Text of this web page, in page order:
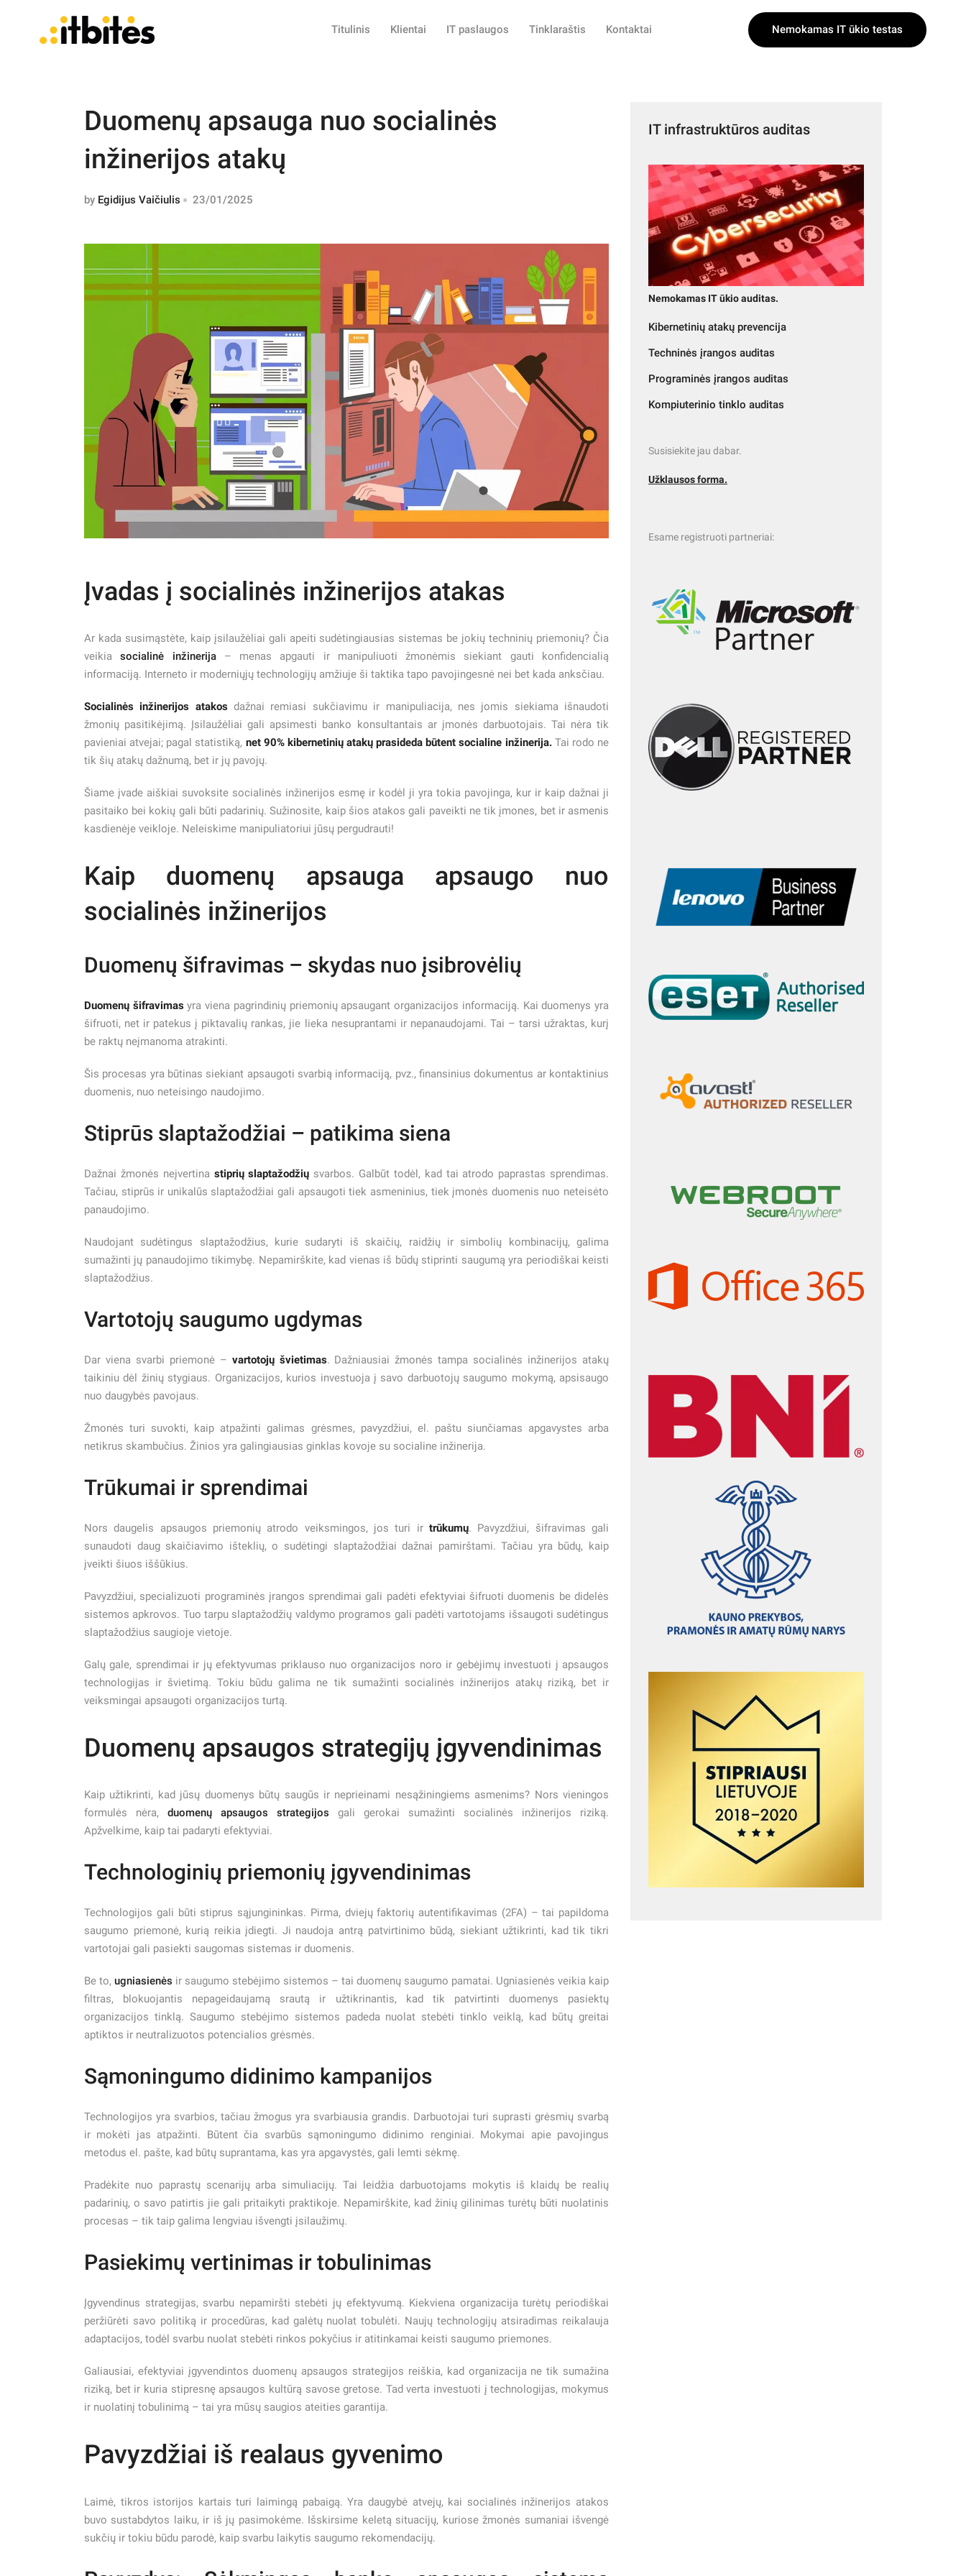
Titulinis Klientai IT paslaugos Tinklaraštis Kontaktai Nemokamas IT ūkio testas
Duomenų apsauga nuo socialinės
inžinerijos atakų
by Egidijus Vaičiulis 23/01/2025
Įvadas į socialinės inžinerijos atakas
Ar kada susimąstėte, kaip įsilaužėliai gali apeiti sudėtingiausias sistemas be jokių techninių priemonių? Čia
veikiasocialinė inžinerija– menas apgauti ir manipuliuoti žmonėmis siekiant gauti konfidencialią
informaciją. Interneto ir moderniųjų technologijų amžiuje ši taktika tapo pavojingesnė nei bet kada anksčiau.
Socialinės inžinerijos atakosdažnai remiasi sukčiavimu ir manipuliacija, nes jomis siekiama išnaudoti
žmonių pasitikėjimą. Įsilaužėliai gali apsimesti banko konsultantais ar įmonės darbuotojais. Tai nėra tik
pavieniai atvejai; pagal statistiką, net 90% kibernetinių atakų prasideda būtent socialine inžinerija.Tai rodo ne
tik šių atakų dažnumą, bet ir jų pavojų.
Šiame įvade aiškiai suvoksite socialinės inžinerijos esmę ir kodėl ji yra tokia pavojinga, kur ir kaip dažnai ji
pasitaiko bei kokių gali būti padarinių. Sužinosite, kaip šios atakos gali paveikti ne tik įmones, bet ir asmenis
kasdienėje veikloje. Neleiskime manipuliatoriui jūsų pergudrauti!
Kaip duomenų apsauga apsaugo nuo
socialinės inžinerijos
Duomenų šifravimas – skydas nuo įsibrovėlių
Duomenų šifravimasyra viena pagrindinių priemonių apsaugant organizacijos informaciją. Kai duomenys yra
šifruoti, net ir patekus į piktavalių rankas, jie lieka nesuprantami ir nepanaudojami. Tai – tarsi užraktas, kurį
be raktų neįmanoma atrakinti.
Šis procesas yra būtinas siekiant apsaugoti svarbią informaciją, pvz., finansinius dokumentus ar kontaktinius
duomenis, nuo neteisingo naudojimo.
Stiprūs slaptažodžiai – patikima siena
Dažnai žmonės neįvertina stiprių slaptažodžių svarbos. Galbūt todėl, kad tai atrodo paprastas sprendimas.
Tačiau, stiprūs ir unikalūs slaptažodžiai gali apsaugoti tiek asmeninius, tiek įmonės duomenis nuo neteisėto
panaudojimo.
Naudojant sudėtingus slaptažodžius, kurie sudaryti iš skaičių, raidžių ir simbolių kombinacijų, galima
sumažinti jų panaudojimo tikimybę. Nepamirškite, kad vienas iš būdų stiprinti saugumą yra periodiškai keisti
slaptažodžius.
Vartotojų saugumo ugdymas
Dar viena svarbi priemonė – vartotojų švietimas. Dažniausiai žmonės tampa socialinės inžinerijos atakų
taikiniu dėl žinių stygiaus. Organizacijos, kurios investuoja į savo darbuotojų saugumo mokymą, apsisaugo
nuo daugybės pavojaus.
Žmonės turi suvokti, kaip atpažinti galimas grėsmes, pavyzdžiui, el. paštu siunčiamas apgavystes arba
netikrus skambučius. Žinios yra galingiausias ginklas kovoje su socialine inžinerija.
Trūkumai ir sprendimai
Nors daugelis apsaugos priemonių atrodo veiksmingos, jos turi ir trūkumų. Pavyzdžiui, šifravimas gali
sunaudoti daug skaičiavimo išteklių, o sudėtingi slaptažodžiai dažnai pamirštami. Tačiau yra būdų, kaip
įveikti šiuos iššūkius.
Pavyzdžiui, specializuoti programinės įrangos sprendimai gali padėti efektyviai šifruoti duomenis be didelės
sistemos apkrovos. Tuo tarpu slaptažodžių valdymo programos gali padėti vartotojams išsaugoti sudėtingus
slaptažodžius saugioje vietoje.
Galų gale, sprendimai ir jų efektyvumas priklauso nuo organizacijos noro ir gebėjimų investuoti į apsaugos
technologijas ir švietimą. Tokiu būdu galima ne tik sumažinti socialinės inžinerijos atakų riziką, bet ir
veiksmingai apsaugoti organizacijos turtą.
Duomenų apsaugos strategijų įgyvendinimas
Kaip užtikrinti, kad jūsų duomenys būtų saugūs ir neprieinami nesąžiningiems asmenims? Nors vieningos
formulės nėra, duomenų apsaugos strategijos gali gerokai sumažinti socialinės inžinerijos riziką.
Apžvelkime, kaip tai padaryti efektyviai.
Technologinių priemonių įgyvendinimas
Technologijos gali būti stiprus sąjungininkas. Pirma, dviejų faktorių autentifikavimas (2FA) – tai papildoma
saugumo priemonė, kurią reikia įdiegti. Ji naudoja antrą patvirtinimo būdą, siekiant užtikrinti, kad tik tikri
vartotojai gali pasiekti saugomas sistemas ir duomenis.
Be to, ugniasienės ir saugumo stebėjimo sistemos – tai duomenų saugumo pamatai. Ugniasienės veikia kaip
filtras, blokuojantis nepageidaujamą srautą ir užtikrinantis, kad tik patvirtinti duomenys pasiektų
organizacijos tinklą. Saugumo stebėjimo sistemos padeda nuolat stebėti tinklo veiklą, kad būtų greitai
aptiktos ir neutralizuotos potencialios grėsmės.
Sąmoningumo didinimo kampanijos
Technologijos yra svarbios, tačiau žmogus yra svarbiausia grandis. Darbuotojai turi suprasti grėsmių svarbą
ir mokėti jas atpažinti. Būtent čia svarbūs sąmoningumo didinimo renginiai. Mokymai apie pavojingus
metodus el. pašte, kad būtų suprantama, kas yra apgavystės, gali lemti sėkmę.
Pradėkite nuo paprastų scenarijų arba simuliacijų. Tai leidžia darbuotojams mokytis iš klaidų be realių
padarinių, o savo patirtis jie gali pritaikyti praktikoje. Nepamirškite, kad žinių gilinimas turėtų būti nuolatinis
procesas – tik taip galima lengviau išvengti įsilaužimų.
Pasiekimų vertinimas ir tobulinimas
Įgyvendinus strategijas, svarbu nepamiršti stebėti jų efektyvumą. Kiekviena organizacija turėtų periodiškai
peržiūrėti savo politiką ir procedūras, kad galėtų nuolat tobulėti. Naujų technologijų atsiradimas reikalauja
adaptacijos, todėl svarbu nuolat stebėti rinkos pokyčius ir atitinkamai keisti saugumo priemones.
Galiausiai, efektyviai įgyvendintos duomenų apsaugos strategijos reiškia, kad organizacija ne tik sumažina
riziką, bet ir kuria stipresnę apsaugos kultūrą savose gretose. Tad verta investuoti į technologijas, mokymus
ir nuolatinį tobulinimą – tai yra mūsų saugios ateities garantija.
Pavyzdžiai iš realaus gyvenimo
Laimė, tikros istorijos kartais turi laimingą pabaigą. Yra daugybė atvejų, kai socialinės inžinerijos atakos
buvo sustabdytos laiku, ir iš jų pasimokėme. Išskirsime keletą situacijų, kuriose žmonės sumaniai išvengė
sukčių ir tokiu būdu parodė, kaip svarbu laikytis saugumo rekomendacijų.
IT infrastruktūros auditas
Nemokamas IT ūkio auditas.
Kibernetinių atakų prevencija
Techninės įrangos auditas
Programinės įrangos auditas
Kompiuterinio tinklo auditas
Susisiekite jau dabar.
Užklausos forma.
Esame registruoti partneriai: